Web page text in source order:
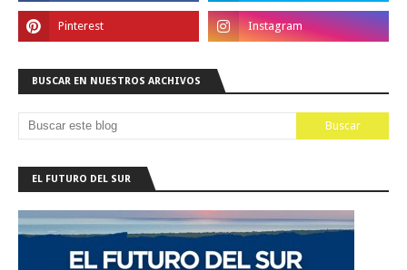
BUSCAR EN NUESTROS ARCHIVOS
EL FUTURO DEL SUR